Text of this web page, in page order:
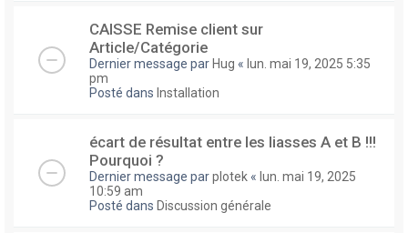
CAISSE Remise client sur
Article/Catégorie
Dernier message par Hug « lun. mai 19, 2025 5:35
pm
Posté dans Installation
écart de résultat entre les liasses A et B !!!
Pourquoi ?
Dernier message parplotek « lun. mai 19, 2025
10:59 am
Posté dans Discussion générale